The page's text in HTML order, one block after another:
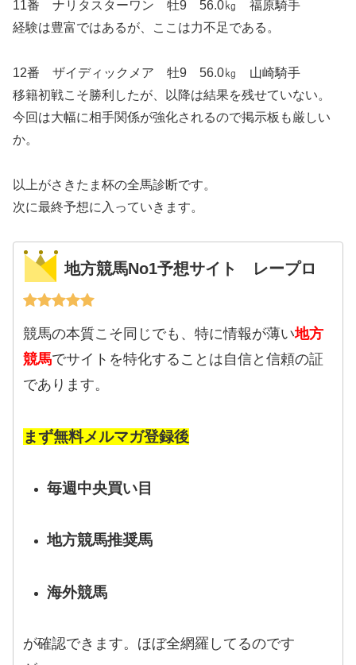
11番 ナリタスターワン 牡9 56.0㎏ 福原騎手
経験は豊富ではあるが、ここは力不足である。
12番 ザイディックメア 牡9 56.0㎏ 山崎騎手
移籍初戦こそ勝利したが、以降は結果を残せていない。
今回は大幅に相手関係が強化されるので掲示板も厳しい
か。
以上がさきたま杯の全馬診断です。
次に最終予想に入っていきます。
地方競馬No1予想サイト レープロ
競馬の本質こそ同じでも、特に情報が薄い地方
競馬でサイトを特化することは自信と信頼の証
であります。
まず無料メルマガ登録後
毎週中央買い目
地方競馬推奨馬
海外競馬
が確認できます。ほぼ全網羅してるのです